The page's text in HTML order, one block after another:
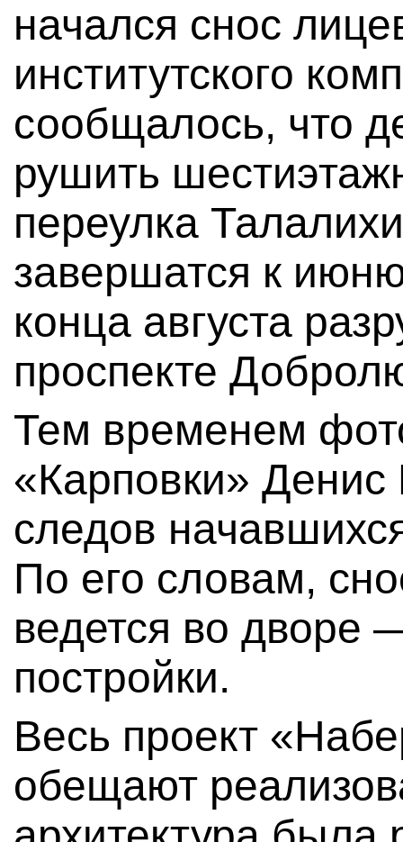
начался снос
институтского
сообщалось, что
рушить
переулка
завершатся к
конца августа
проспекте
Тем временем
«Карповки»
следов
По его словам,
ведется во дворе
постройки.
Весь проект
обещают